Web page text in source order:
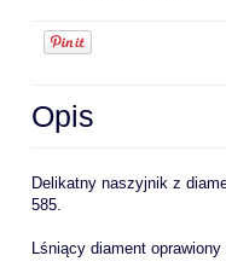
Opis
Delikatny naszyjnik z
585.
Lśniący diament oprawiony